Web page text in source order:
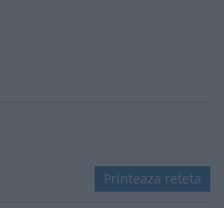
Printeaza reteta